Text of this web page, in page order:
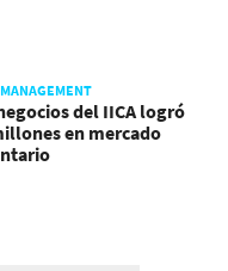
del IICA logró
en mercado